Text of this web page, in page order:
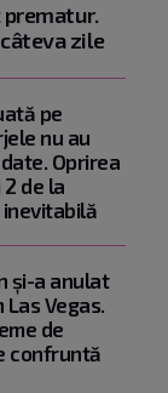
zile
pe
nu au
Oprirea
de la
inevitabilă
și-a anulat
Vegas.
de
confruntă